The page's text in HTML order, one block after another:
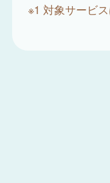
※1 対象サービ